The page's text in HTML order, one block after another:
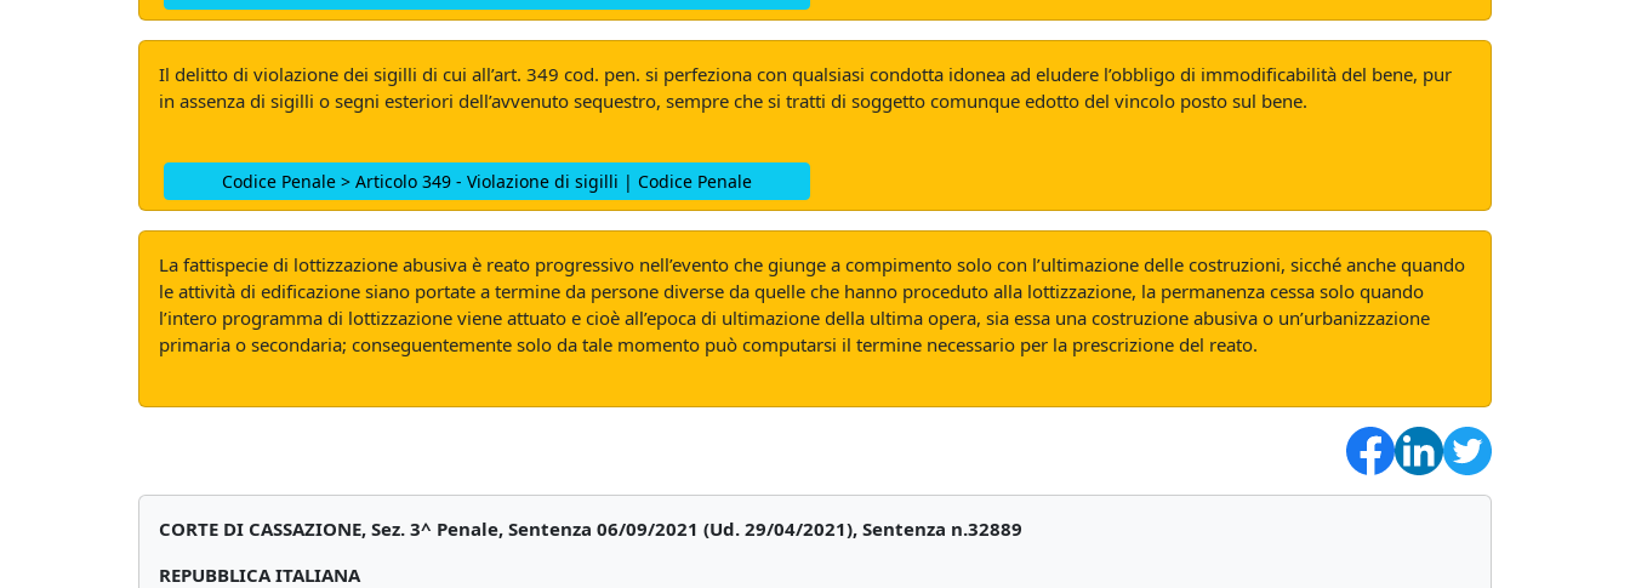
Il delitto di violazione dei sigilli di cui all’art. 349 cod. pen. si perfeziona con qualsiasi condotta idonea ad eludere l’obbligo di immodificabilità del bene, pur
in assenza di sigilli o segni esteriori dell’avvenuto sequestro, sempre che si tratti di soggetto comunque edotto del vincolo posto sul bene.
Codice Penale > Articolo 349 - Violazione di sigilli | Codice Penale
La fattispecie di lottizzazione abusiva è reato progressivo nell’evento che giunge a compimento solo con l’ultimazione delle costruzioni, sicché anche quando
le attività di edificazione siano portate a termine da persone diverse da quelle che hanno proceduto alla lottizzazione, la permanenza cessa solo quando
l’intero programma di lottizzazione viene attuato e cioè all’epoca di ultimazione della ultima opera, sia essa una costruzione abusiva o un’urbanizzazione
primaria o secondaria; conseguentemente solo da tale momento può computarsi il termine necessario per la prescrizione del reato.
CORTE DI CASSAZIONE, Sez. 3^ Penale, Sentenza 06/09/2021 (Ud. 29/04/2021), Sentenza n.32889
REPUBBLICA ITALIANA